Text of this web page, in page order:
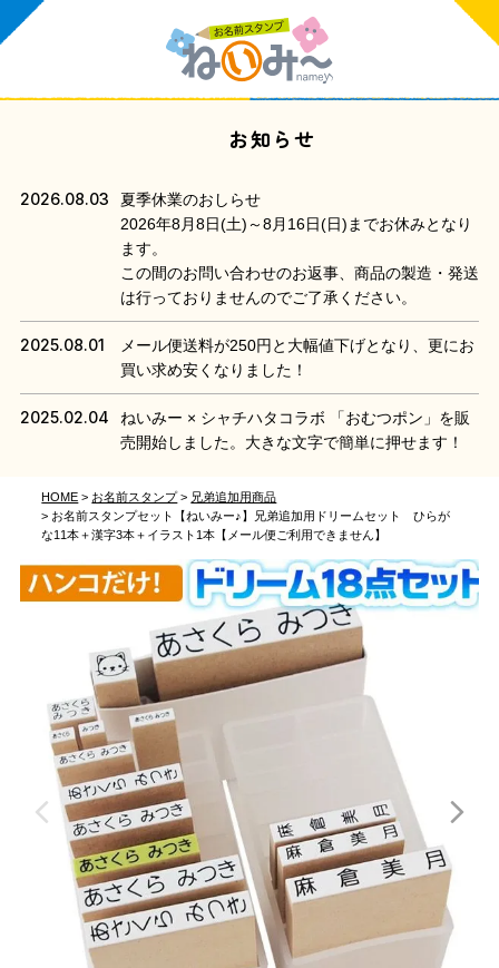
お知らせ
2026.08.03
夏季休業のおしらせ
2026年8月8日(土)～8月16日(日)までお休みとなり
ます。
この間のお問い合わせのお返事、商品の製造・発送
は行っておりませんのでご了承ください。
2025.08.01
メール便送料が250円と大幅値下げとなり、更にお
買い求め安くなりました！
2025.02.04
ねいみー × シャチハタコラボ 「おむつポン」を販
売開始しました。大きな文字で簡単に押せます！
HOME お名前スタンプ
兄弟追加用商品
お名前スタンプセット【ねいみー♪】兄弟追加用ドリームセット ひらが
な11本＋漢字3本＋イラスト1本【メール便ご利用できません】